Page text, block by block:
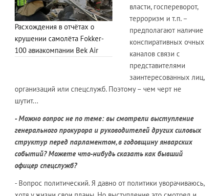
Расхождения в отчётах о
крушении самолёта Fokker-
100 авиакомпании Bek Air
власти, госпереворот,
терроризм и т.п. –
предполагают наличие
конспиративных очных
каналов связи с
представителями
заинтересованных лиц,
организаций или спецслужб. Поэтому – чем черт не
шутит...
- Можно вопрос не по теме: вы смотрели выступление
генерального прокурора и руководителей других силовых
структур перед парламентом, в годовщину январских
событий? Можете что-нибудь сказать как бывший
офицер спецслужб?
- Вопрос политический. Я давно от политики уворачиваюсь,